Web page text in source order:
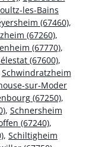
les-Bains
(67460),
(67260),
(67770),
(67600),
Schwindratzheim
sur-Moder
(67250),
, Schnersheim
(67240),
, Schiltigheim